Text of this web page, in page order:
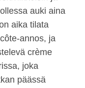
auki aina
aika tilata
annos, ja
crème
joka
päässä